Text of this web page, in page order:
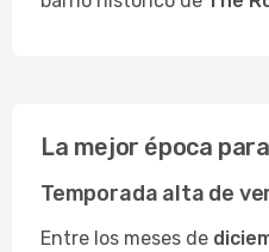
La mejor época
Temporada alta de
Entre los meses de